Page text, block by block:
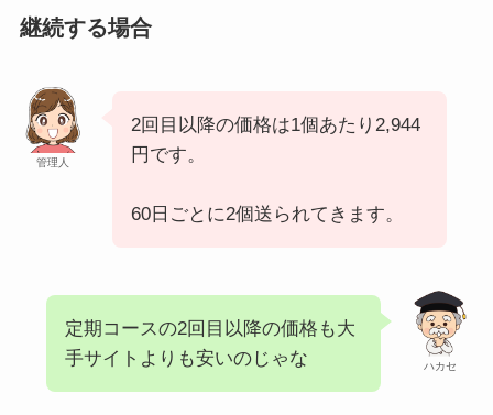
継続する場合
管理人
2回目以降の価格は1個あたり2,944
円です。
60日ごとに2個送られてきます。
ハカセ
定期コースの2回目以降の価格も大
手サイトよりも安いのじゃな